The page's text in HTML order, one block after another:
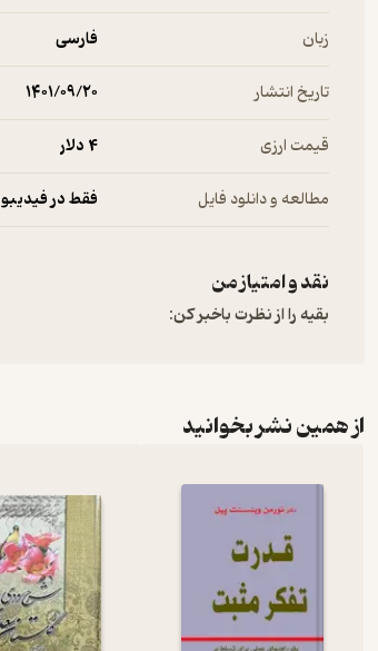
زبان فارسی
تاریخ انتشار ۱۴۰۱/۰۹/۲۰
قیمت ارزی 4 دلار
مطالعه و دانلود فایل فقط در فیدیبو
نقد و امتیاز من
بقیه را از نظرت باخبر کن:
از همین نشر بخوانید